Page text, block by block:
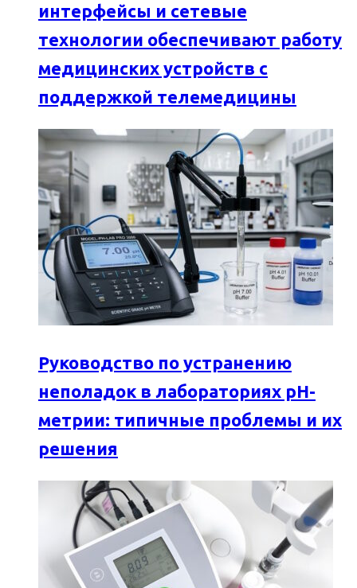
интерфейсы и сетевые
технологии обеспечивают работу
медицинских устройств с
поддержкой телемедицины
Руководство по устранению
неполадок в лабораториях pH-
метрии: типичные проблемы и их
решения